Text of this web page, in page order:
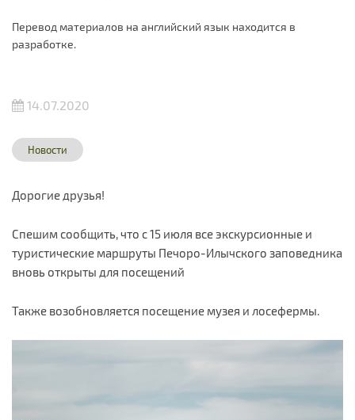
Перевод материалов на английский язык находится в
разработке.
14.07.2020
Новости
Дорогие друзья!
Спешим сообщить, что с 15 июля все экскурсионные и
туристические маршруты Печоро-Илычского заповедника
вновь открыты для посещений
Также возобновляется посещение музея и лосефермы.